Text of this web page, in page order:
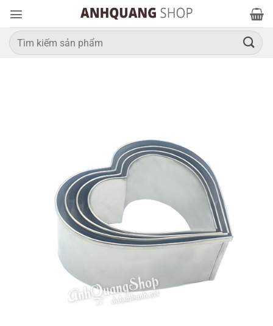
qua
nội
dung
Tìm
kiếm: